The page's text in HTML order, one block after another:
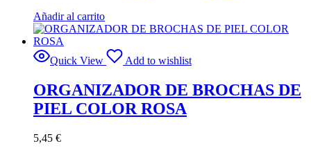
Añadir al carrito
Quick View Add to wishlist
ORGANIZADOR DE BROCHAS DE
PIEL COLOR ROSA
5,45 €